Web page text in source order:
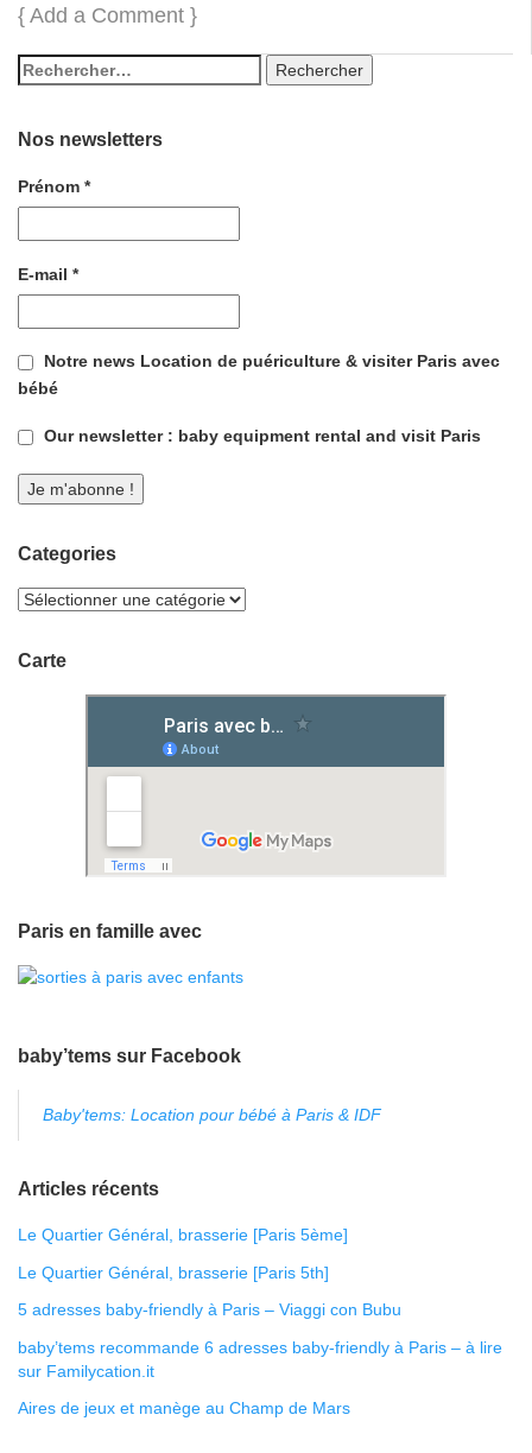
{ Add a Comment }
Nos newsletters
Prénom *
E-mail *
Notre news Location de puériculture & visiter Paris avec
bébé
Our newsletter : baby equipment rental and visit Paris
Categories
Carte
Paris en famille avec
baby’tems sur Facebook
Baby'tems: Location pour bébé à Paris & IDF
Articles récents
Le Quartier Général, brasserie [Paris 5ème]
Le Quartier Général, brasserie [Paris 5th]
5 adresses baby-friendly à Paris – Viaggi con Bubu
baby’tems recommande 6 adresses baby-friendly à Paris – à lire
sur Familycation.it
Aires de jeux et manège au Champ de Mars